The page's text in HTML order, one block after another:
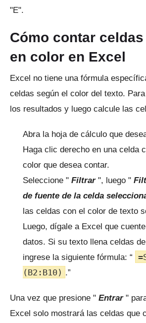
"E".
Cómo contar
en color en Excel
Excel no tiene una fórmula
celdas según el color del texto.
los resultados y luego calcule las
Abra la hoja de cálculo que
Haga clic derecho en una celda
color que desea contar.
Seleccione " Filtrar", luego "
de fuente de la celda
las celdas con el color de texto
Luego, dígale a Excel que
datos. Si su texto llena celdas
ingrese la siguiente fórmula: “
(B2:B10) .”
Una vez que presione " Entrar"
Excel solo mostrará las celdas que